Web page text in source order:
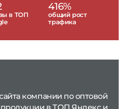
в ТОП
416%
общий рост
трафика
компании по оптовой